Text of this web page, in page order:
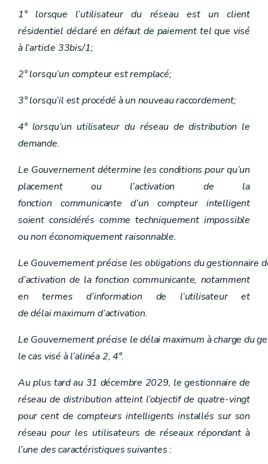
Art. 30
Art. 31
Art. 32
Chapitre VII Clients protégés
Chapitre VIII Obligations de service public
Art. 34
Chapitre IX Production d'électricité à partir de sources d'énergie renouvelables et de cogénération de qualité
Chapitre X Promotion des sources d'énergie renouvelables et de la cogénération de qualité
Art. 37
Art. 38
Art. 40
Art. 41
Chapitre XI Commission wallonne pour l'énergie
Art. 43
Art. 44
Art. 45
Art. 47
Art. 48
Art. 49
Art. 50
Chapitre XII Comité « Energie »
Art. 51
Sanctions
Art. 52
Art. 53
Chapitre XIV Dispositions transitoires et entrée en vigueur
Art. 55
Art. 56
Art. 57
Art. 58
Art. 59
Art. 60
Art. 61
1° lorsque l’utilisateur du réseau est un client
résidentiel déclaré en défaut de paiement tel que visé
à l’article 33bis/1;
2° lorsqu’un compteur est remplacé;
3° lorsqu’il est procédé à un nouveau raccordement;
4° lorsqu’un utilisateur du réseau de distribution le
demande.
Le Gouvernement détermine les conditions pour qu’un
placement ou l’activation de la
fonction communicante d’un compteur intelligent
soient considérés comme techniquement impossible
ou non économiquement raisonnable.
Le Gouvernement précise les obligations du gestionnaire
d’activation de la fonction communicante, notamment
en termes d’information de l’utilisateur et
de délai maximum d’activation.
Le Gouvernement précise le délai maximum à charge du
le cas visé à l’alinéa 2, 4°.
Au plus tard au 31 décembre 2029, le gestionnaire de
réseau de distribution atteint l’objectif de quatre-vingt
pour cent de compteurs intelligents installés sur son
réseau pour les utilisateurs de réseaux répondant à
l’une des caractéristiques suivantes :